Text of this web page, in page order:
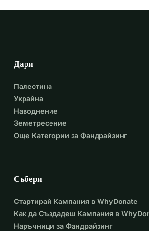
Дари
Палестина
Украйна
Наводнение
Земетресение
Още Категории за Фандрайзинг
Събери
Стартирай Кампания в WhyDonate
Как да Създадеш Кампания в
Наръчници за Фандрайзинг